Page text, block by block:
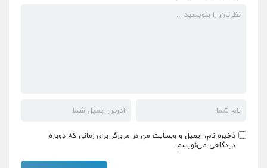
ذخیره نام، ایمیل و وبسایت من در مرورگر برای زمانی که دوباره
دیدگاهی می‌نویسم.